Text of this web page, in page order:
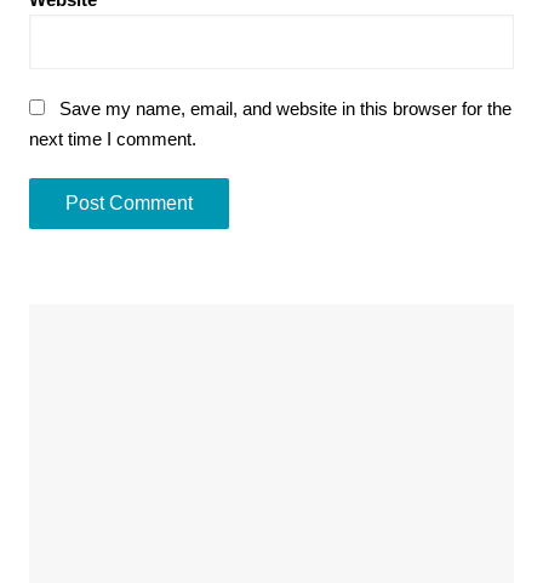
Save my name, email, and website in this browser for the
next time I comment.